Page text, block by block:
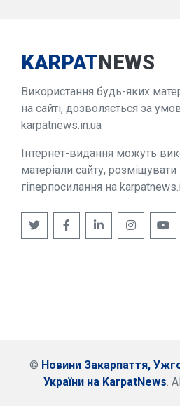
KARPATNEWS
Використання будь-яких
на сайті, дозволяється за
karpatnews.in.ua
Інтернет-видання можуть
матеріали сайту,
гіперпосилання на
© Новини Закарпаття,
України на KarpatNews.